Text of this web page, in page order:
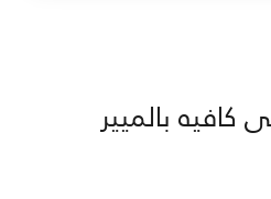
بالميير